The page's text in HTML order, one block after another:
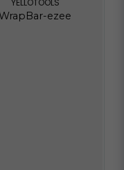
YELLOTOOLS
ezee